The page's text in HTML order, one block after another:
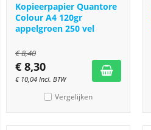
Kopieerpapier Quantore
Colour A4 120gr
appelgroen 250 vel
€8,40
€ 8,30
€ 10,04 Incl. BTW
Vergelijken